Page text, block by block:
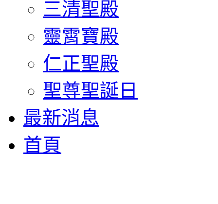
三清聖殿
靈霄寶殿
仁正聖殿
聖尊聖誕日
最新消息
首頁